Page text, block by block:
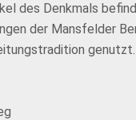
des Denkmals
der Mansfelder
genutzt.